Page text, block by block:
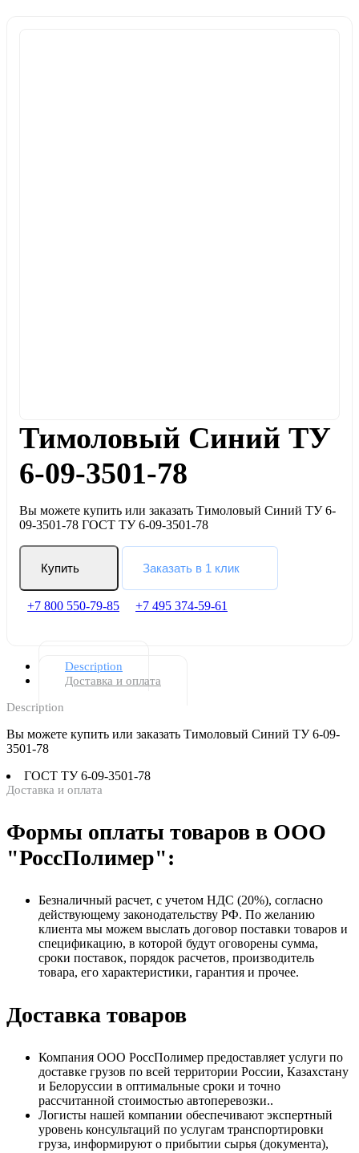
Тимоловый Синий ТУ
6-09-3501-78
Вы можете купить или заказать Тимоловый Синий ТУ 6-
09-3501-78 ГОСТ ТУ 6-09-3501-78
Купить Заказать в 1 клик
+7 800 550-79-85 +7 495 374-59-61
Description
Доставка и оплата
Description
Вы можете купить или заказать Тимоловый Синий ТУ 6-09-
3501-78
ГОСТ ТУ 6-09-3501-78
Доставка и оплата
Формы оплаты товаров в ООО
"РоссПолимер":
Безналичный расчет, с учетом НДС (20%), согласно
действующему законодательству РФ. По желанию
клиента мы можем выслать договор поставки товаров и
спецификацию, в которой будут оговорены сумма,
сроки поставок, порядок расчетов, производитель
товара, его характеристики, гарантия и прочее.
Доставка товаров
Компания ООО РоссПолимер предоставляет услуги по
доставке грузов по всей территории России, Казахстану
и Белоруссии в оптимальные сроки и точно
рассчитанной стоимостью автоперевозки..
Логисты нашей компании обеспечивают экспертный
уровень консультаций по услугам транспортировки
груза, информируют о прибытии сырья (документа),